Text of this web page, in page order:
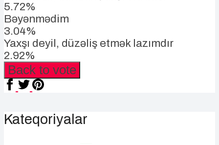
5.72%
Bəyənmədim
3.04%
Yaxşı deyil, düzəliş etmək lazımdır
2.92%
Back to vote
Kateqoriyalar